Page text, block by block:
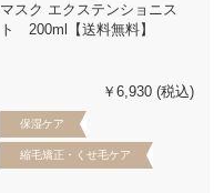
マスク エクステンショニス
ト 200ml【送料無料】
￥6,930 (税込)
保湿ケア
縮毛矯正・くせ毛ケア